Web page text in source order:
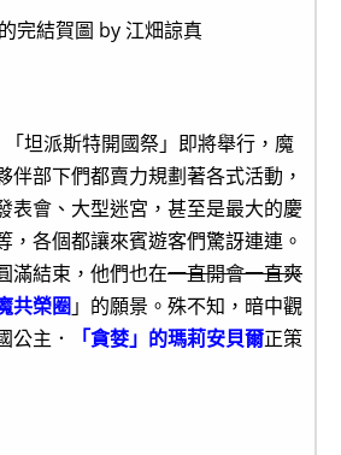
完結賀圖 by 江畑諒真
坦派斯特開國祭」即將舉行，魔
伴部下們都賣力規劃著各式活動，
表會、大型迷宮，甚至是最大的慶
，各個都讓來賓遊客們驚訝連連。
滿結束，他們也在一直開會一直爽
共榮圈」的願景。殊不知，暗中觀
公主．
「貪婪」的瑪莉安貝爾正策